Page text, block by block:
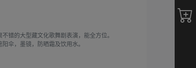
错的大型藏文化歌舞剧表演，能全方位。
伞，墨镜，防晒霜及饮用水。